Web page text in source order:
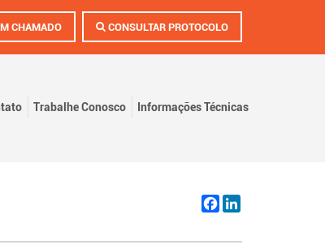
CHAMADO CONSULTAR PROTOCOLO
Trabalhe Conosco Informações Técnicas
Facebook